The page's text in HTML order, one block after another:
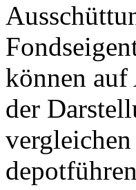
können auf
der